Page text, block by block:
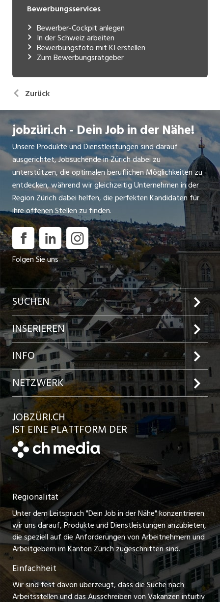
Bewerbungsservices
Bewerber-Cockpit anlegen
In der Schweiz arbeiten
Bewerbungsfoto mit KI erstellen
Zum Bewerbungsratgeber
Zurück
jobzüri.ch - Dein Job in der Nähe!
Unsere Produkte und Dienstleistungen sind darauf
ausgerichtet, Jobsuchende in Zürich dabei zu
unterstützen, die optimalen beruflichen Möglichkeiten zu
entdecken, während wir gleichzeitig Unternehmen in der
Region Zürich dabei helfen, die perfekten Kandidaten für
ihre offenen Stellen zu finden.
Folgen Sie uns
SUCHEN
Jobs im Kanton Zürich
Jobs in der Stadt Zürich
Jobs in der Stadt Winterthur
Jobs in der Stadt Bülach
Jobs in der Stadt Uster
Jobs in der Stadt Horgen
Festanstellungen
Temporäre Jobs
Freelance Jobs
Praktikum-Jobs
Lehrstellen
Ferienjobs
INSERIEREN
Preise und Leistungen
Inserat aufgeben
Kundenlogin
Schnittstelle
INFO
Team
Ratgeber
AGB
Datenschutzerklärung
Nutzungsbedingungen
Impressum
Stellenmeldepflicht
NETZWERK
jobbasel.ch
jobbern.ch
jobmittelland.ch
zentraljob.ch
myjob.ch
schaffu.ch (VS)
ajourjob.ch
limmattalerzeitung.ch
JOBZÜRI.CH
IST EINE PLATTFORM DER
Regionalität
Unter dem Leitspruch "Dein Job in der Nähe" konzentrieren
wir uns darauf, Produkte und Dienstleistungen anzubieten,
die speziell auf die Anforderungen von Arbeitnehmern und
Arbeitgebern im Kanton Zürich zugeschnitten sind.
Einfachheit
Wir sind fest davon überzeugt, dass die Suche nach
Arbeitsstellen und das Ausschreiben von Vakanzen intuitiv